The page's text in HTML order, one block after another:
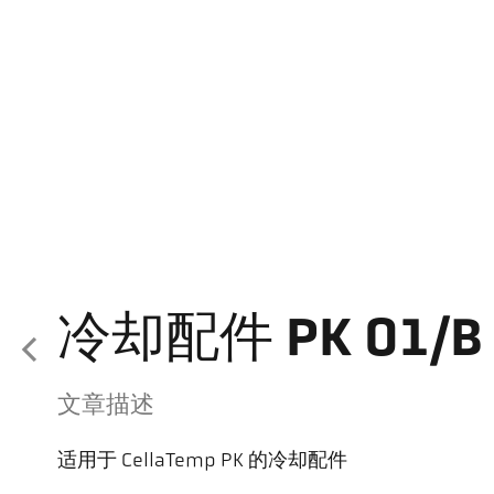
冷却配件 PK 01/B
文章描述
适用于 CellaTemp PK 的冷却配件